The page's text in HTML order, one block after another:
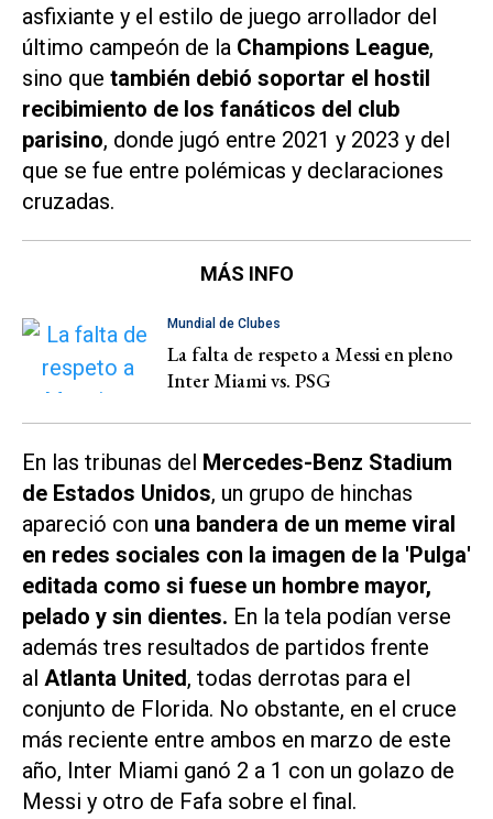
asfixiante y el estilo de juego arrollador del
último campeón de la Champions League,
sino que también debió soportar el hostil
recibimiento de los fanáticos del club
parisino, donde jugó entre 2021 y 2023 y del
que se fue entre polémicas y declaraciones
cruzadas.
MÁS INFO
Mundial de Clubes
La falta de respeto a Messi en pleno
Inter Miami vs. PSG
En las tribunas del Mercedes-Benz Stadium
de Estados Unidos, un grupo de hinchas
apareció con una bandera de un meme viral
en redes sociales con la imagen de la 'Pulga'
editada como si fuese un hombre mayor,
pelado y sin dientes. En la tela podían verse
además tres resultados de partidos frente
al Atlanta United, todas derrotas para el
conjunto de Florida. No obstante, en el cruce
más reciente entre ambos en marzo de este
año, Inter Miami ganó 2 a 1 con un golazo de
Messi y otro de Fafa sobre el final.